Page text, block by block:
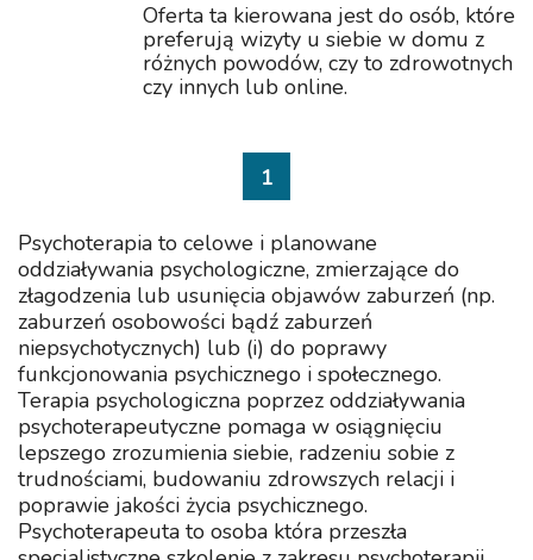
Oferta ta kierowana jest do osób, które
preferują wizyty u siebie w domu z
różnych powodów, czy to zdrowotnych
czy innych lub online.
1
Psychoterapia to celowe i planowane
oddziaływania psychologiczne, zmierzające do
złagodzenia lub usunięcia objawów zaburzeń (np.
zaburzeń osobowości bądź zaburzeń
niepsychotycznych) lub (i) do poprawy
funkcjonowania psychicznego i społecznego.
Terapia psychologiczna poprzez oddziaływania
psychoterapeutyczne pomaga w osiągnięciu
lepszego zrozumienia siebie, radzeniu sobie z
trudnościami, budowaniu zdrowszych relacji i
poprawie jakości życia psychicznego.
Psychoterapeuta to osoba która przeszła